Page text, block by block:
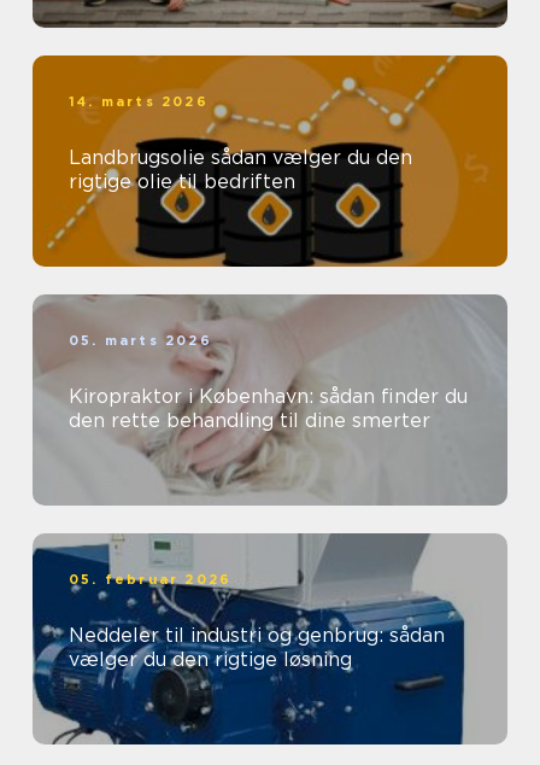
14. marts 2026
Landbrugsolie sådan vælger du den
rigtige olie til bedriften
05. marts 2026
Kiropraktor i København: sådan finder du
den rette behandling til dine smerter
05. februar 2026
Neddeler til industri og genbrug: sådan
vælger du den rigtige løsning